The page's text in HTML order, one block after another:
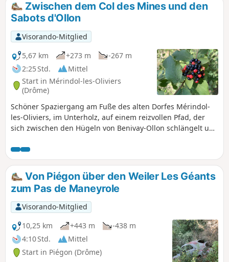
Zwischen dem Col des Mines und den
Sabots d'Ollon
Visorando-Mitglied
5,67 km
+273 m
-267 m
2:25 Std.
Mittel
Start in Mérindol-les-Oliviers
(Drôme)
Schöner Spaziergang am Fuße des alten Dorfes Mérindol-
les-Oliviers, im Unterholz, auf einem reizvollen Pfad, der
sich zwischen den Hügeln von Benivay-Ollon schlängelt und
provençale bietet.
Von Piégon über den Weiler Les Géants
zum Pas de Maneyrole
Visorando-Mitglied
10,25 km
+443 m
-438 m
4:10 Std.
Mittel
Start in Piégon (Drôme)